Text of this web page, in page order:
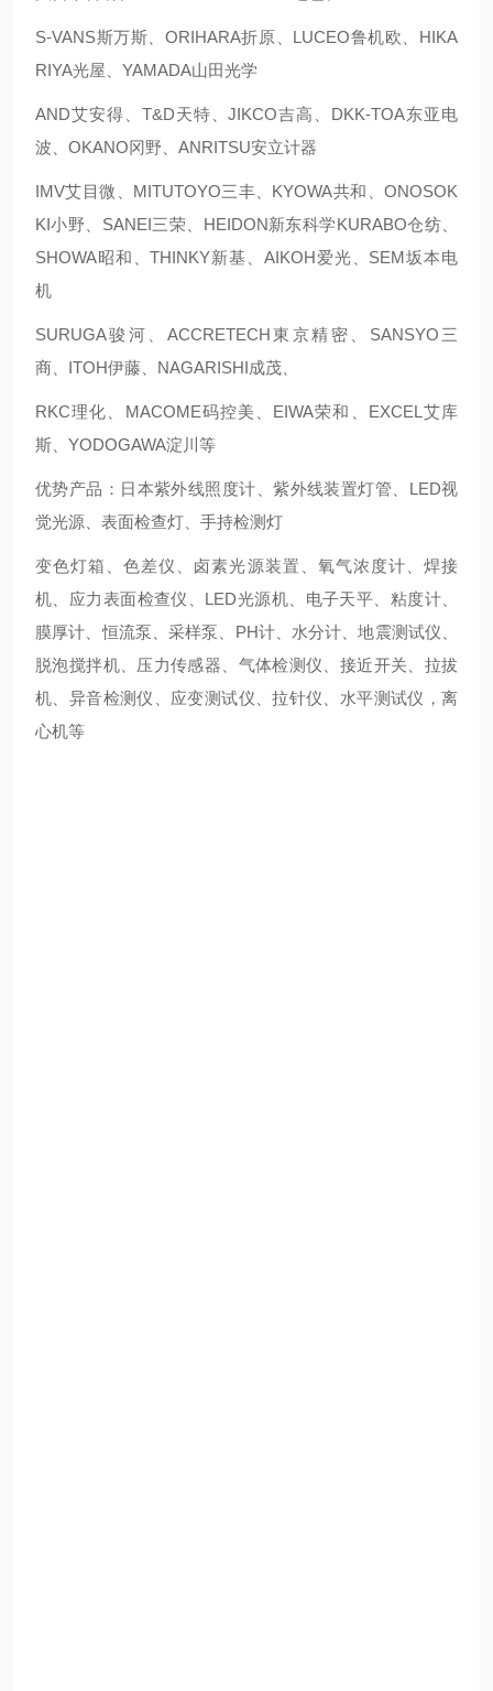
S-VANS斯万斯、ORIHARA折原、LUCEO鲁机欧、HIKA
RIYA光屋、YAMADA山田光学
AND艾安得、T&D天特、JIKCO吉高、DKK-TOA东亚电
波、OKANO冈野、ANRITSU安立计器
IMV艾目微、MITUTOYO三丰、KYOWA共和、ONOSOK
KI小野、SANEI三荣、HEIDON新东科学KURABO仓纺、
SHOWA昭和、THINKY新基、AIKOH爱光、SEM坂本电
机
SURUGA骏河、ACCRETECH東京精密、SANSYO三
商、ITOH伊藤、NAGARISHI成茂、
RKC理化、MACOME码控美、EIWA荣和、EXCEL艾库
斯、YODOGAWA淀川等
优势产品：日本紫外线照度计、紫外线装置灯管、LED视
觉光源、表面检查灯、手持检测灯
变色灯箱、色差仪、卤素光源装置、氧气浓度计、焊接
机、应力表面检查仪、LED光源机、电子天平、粘度计、
膜厚计、恒流泵、采样泵、PH计、水分计、地震测试仪、
脱泡搅拌机、压力传感器、气体检测仪、接近开关、拉拔
机、异音检测仪、应变测试仪、拉针仪、水平测试仪，离
心机等